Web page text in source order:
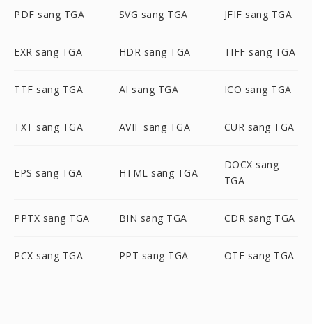
PDF sang TGA SVG sang TGA JFIF sang TGA
EXR sang TGA HDR sang TGA TIFF sang TGA
TTF sang TGA AI sang TGA ICO sang TGA
TXT sang TGA AVIF sang TGA CUR sang TGA
EPS sang TGA HTML sang TGA
DOCX sang
TGA
PPTX sang TGA BIN sang TGA CDR sang TGA
PCX sang TGA PPT sang TGA OTF sang TGA